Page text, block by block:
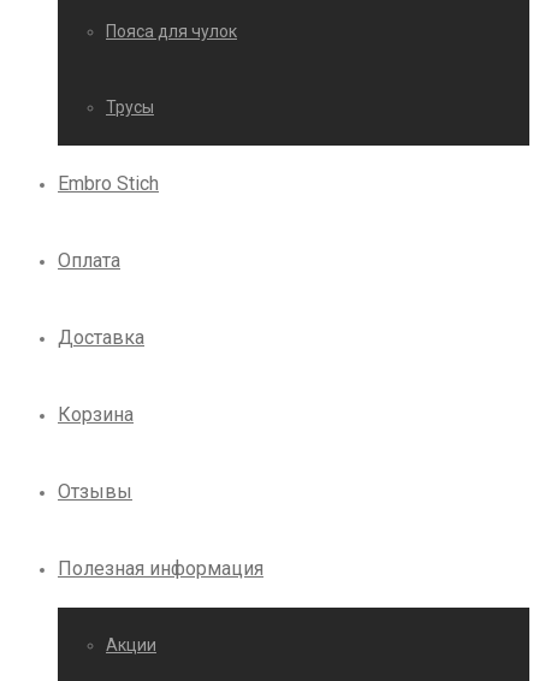
Пояса для чулок
Трусы
Embro Stich
Оплата
Доставка
Корзина
Отзывы
Полезная информация
Акции